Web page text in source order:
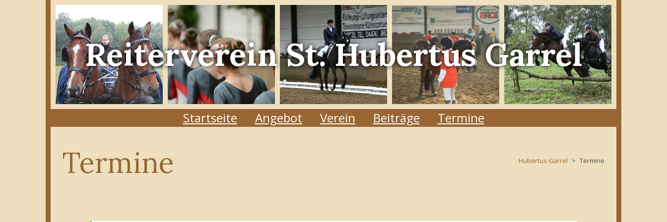
ReitervereinSt. Hubertus Garrel
Startseite Angebot Verein Beiträge Termine
Termine Hubertus-Garrel Termine